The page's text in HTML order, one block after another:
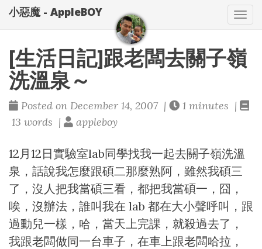
小惡魔 - AppleBOY
[生活日記]跟老闆去關子嶺
洗溫泉～
Posted on December 14, 2007 |
1 minutes |
13 words |
appleboy
12月12日實驗室lab同學找我一起去關子嶺洗溫
泉，話說我怎麼跟碩二那麼熟阿，雖然我碩三
了，沒人把我當碩三看，都把我當碩一，囧，
唉，沒辦法，誰叫我在 lab 都在大小聲呼叫，跟
過動兒一樣，哈，當天上完課，就殺過去了，
我跟老闆做同一台車子，在車上跟老闆哈拉，